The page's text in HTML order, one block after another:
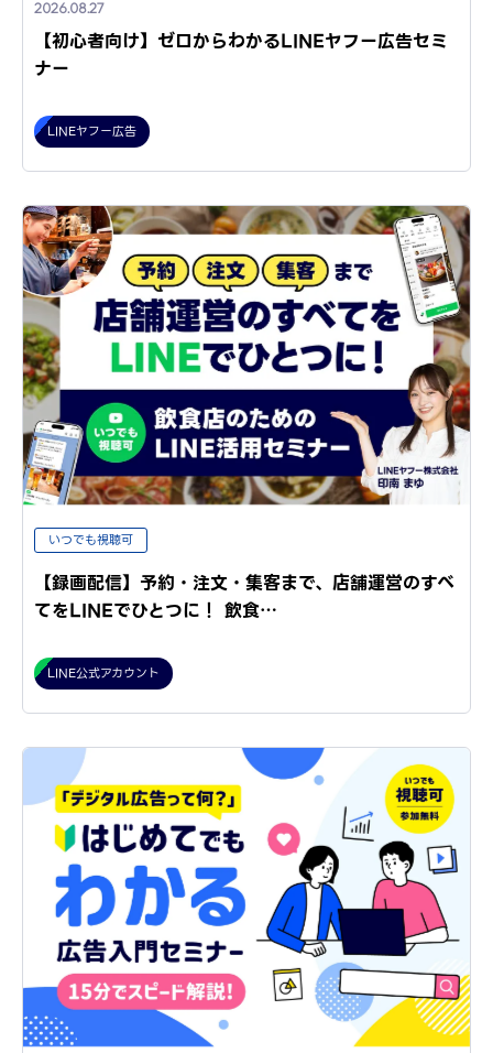
2026.08.27
【初心者向け】ゼロからわかるLINEヤフー広告セミ
ナー
LINEヤフー広告
いつでも視聴可
【録画配信】予約・注文・集客まで、店舗運営のすべ
てをLINEでひとつに！ 飲食…
LINE公式アカウント